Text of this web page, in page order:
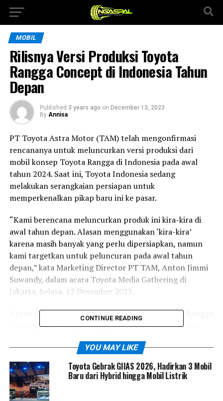
MOBIL
Rilisnya Versi Produksi Toyota
Rangga Concept di Indonesia Tahun
Depan
Published 3 years ago on December 13, 2023
By Annisa
PT Toyota Astra Motor (TAM) telah mengonfirmasi
rencananya untuk meluncurkan versi produksi dari
mobil konsep Toyota Rangga di Indonesia pada awal
tahun 2024. Saat ini, Toyota Indonesia sedang
melakukan serangkaian persiapan untuk
memperkenalkan pikap baru ini ke pasar.
“Kami berencana meluncurkan produk ini kira-kira di
awal tahun depan. Alasan menggunakan ‘kira-kira’
karena masih banyak yang perlu dipersiapkan, namun
kami targetkan untuk peluncuran pada awal tahun
depan,” kata Marketing Director PT TAM, Anton Jimmi
Suwandy, dalam acara Toyota Media Gathering di
Jakarta, Selasa, 12 Desember 2023.
Anton menjelaskan bahwa versi produksi Toyota Rangga
Concept akan menjadi bagian dari IMV Platform dan
langsung, versi produksi ini akan menjadi generasi
terbaru dari Toyota Hilux di Indonesia.
“Nama lengkap produk ini adalah Toyota Hilux Rangga,
sehingga ini merupakan bagian dari keluarga Hilux. Kami
CONTINUE READING
YOU MAY LIKE
Toyota Gebrak GIIAS 2026, Hadirkan 3 Mobil
Baru dari Hybrid hingga Mobil Listrik